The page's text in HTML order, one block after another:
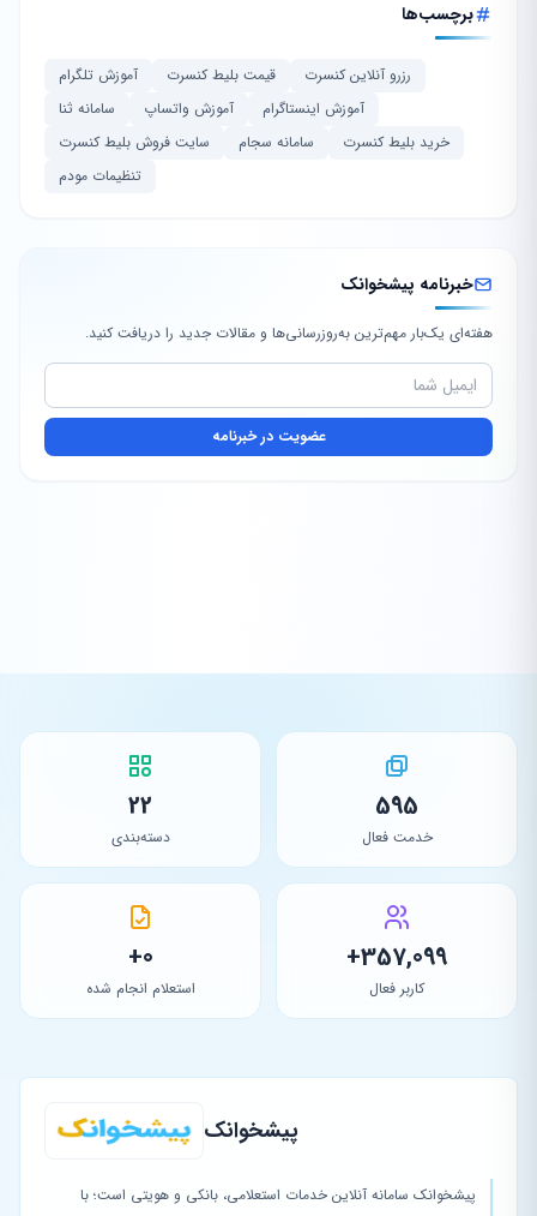
برچسب‌ها
رزرو آنلاین کنسرت قیمت بلیط کنسرت
آموزش تلگرام
آموزش اینستاگرام
آموزش واتساپ
سامانه ثنا
خرید بلیط کنسرت
سامانه سجام
سایت فروش بلیط کنسرت
تنظیمات مودم
خبرنامه پیشخوانک
هفته‌ای یک‌بار مهم‌ترین به‌روزرسانی‌ها و مقالات جدید را دریافت کنید.
عضویت در خبرنامه
595
خدمت فعال
22
دسته‌بندی
357,099+
کاربر فعال
0+
استعلام انجام شده
پیشخوانک
پیشخوانک سامانه آنلاین خدمات استعلامی، بانکی و هویتی است؛ با